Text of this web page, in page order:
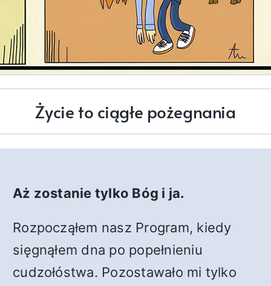
Życie to ciągłe pożegnania
Aż zostanie tylko Bóg i ja.
Rozpocząłem nasz Program, kiedy
sięgnąłem dna po popełnieniu
cudzołóstwa. Pozostawało mi tylko